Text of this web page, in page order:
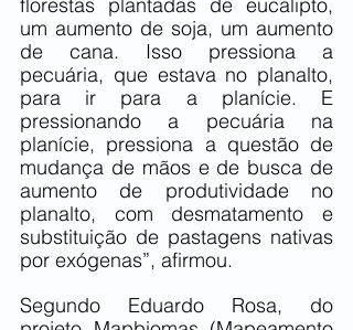
um aumento de soja, um aumento
de cana. Isso pressiona a
pecuária, que estava no planalto,
para ir para a planície. E
pressionando a pecuária na
planície, pressiona a questão de
mudança de mãos e de busca de
aumento de produtividade no
planalto, com desmatamento e
substituição de pastagens nativas
por exógenas”, afirmou.
Segundo Eduardo Rosa, do